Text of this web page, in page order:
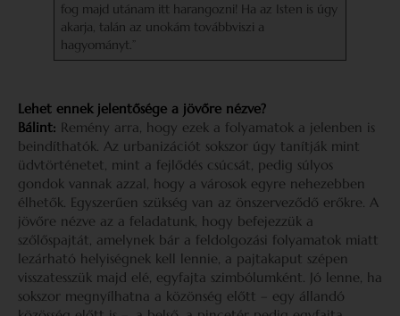
fog majd utánam itt harangozni! Ha az Isten is úgy
akarja, talán az unokám továbbviszi a
hagyományt.”
Lehet ennek jelentősége a jövőre nézve?
Bálint: Remény arra, hogy ezek a folyamatok a jelenben is
beindíthatók. Az urbanizációt sokszor úgy tanítják mint
üdvtörténetet, mint a fejlődés csúcsát, pedig súlyos
gondok vannak azzal, hogy a városok egyre nehezebben
élhetők. Egyszerűen szükség van az önszerveződő erőkre. A
jövőre nézve az a feladatunk, hogy befejezzük a
szőlőspajtát, amelynek bár a feldolgozási folyamatok miatt
lezárható helyiségnek kell lennie, a pajtakaput szépen
visszatesszük majd elé, egyfajta szimbólumként. Jó lenne, ha
sokszor megnyílhatna a közönség előtt – egy állandó